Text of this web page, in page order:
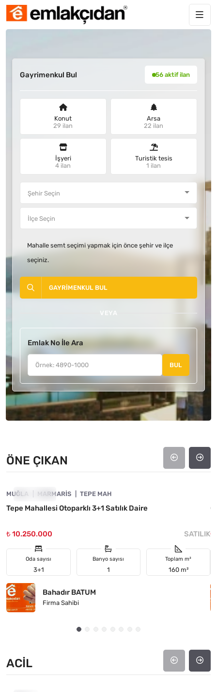
Gayrimenkul Bul 56 aktif ilan
Konut
29 ilan
Arsa
22 ilan
İşyeri
4 ilan
Turistik tesis
1 ilan
Mahalle semt seçimi yapmak için önce şehir ve ilçe
seçiniz.
GAYRIMENKUL BUL
VEYA
Emlak No İle Ara
BUL
ÖNE ÇIKAN
ÖNE ÇIKAN
MUĞLA MARMARIS TEPE MAH
Tepe Mahallesi Otoparklı 3+1 Satılık Daire
₺ 10.250.000 SATILIK
Oda sayısı
3+1
Banyo sayısı
1
Toplam m²
160 m²
Bahadır BATUM
Firma Sahibi
₺
ACIL